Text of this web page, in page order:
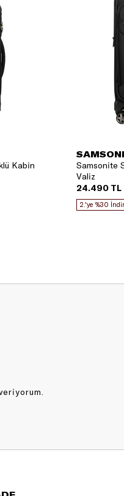
Kabin
Samsonite
Valiz
24.490 TL
2.'ye %30